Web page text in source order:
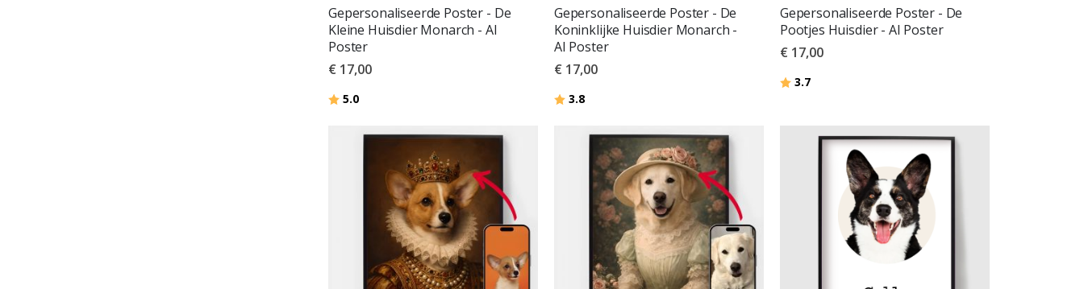
Gepersonaliseerde Poster - De
Kleine Huisdier Monarch - AI
Poster
€ 17,00
Beoordeling:
5.0
Gepersonaliseerde Poster - De
Koninklijke Huisdier Monarch -
AI Poster
€ 17,00
Beoordeling:
3.8uit 5 sterren
Gepersonaliseerde Poster - De
Pootjes Huisdier - AI Poster
€ 17,00
Beoordeling:
3.7uit 5 sterren